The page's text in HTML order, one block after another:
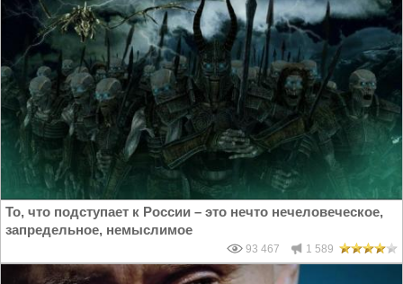
То, что подступает к России – это нечто нечеловеческое,
запредельное, немыслимое
93 467 1 589